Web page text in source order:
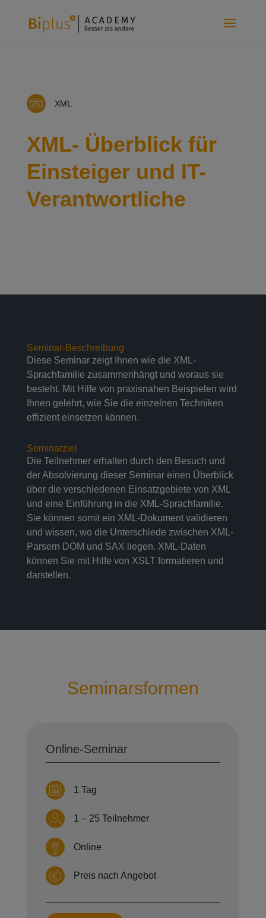
XML
XML- Überblick für
Einsteiger und IT-
Verantwortliche
Seminar-Beschreibung
Diese Seminar zeigt Ihnen wie die XML-
Sprachfamilie zusammenhängt und woraus sie
besteht. Mit Hilfe von praxisnahen Beispielen wird
Ihnen gelehrt, wie Sie die einzelnen Techniken
effizient einsetzen können.
Seminarziel
Die Teilnehmer erhalten durch den Besuch und
der Absolvierung dieser Seminar einen Überblick
über die verschiedenen Einsatzgebiete von XML
und eine Einführung in die XML-Sprachfamilie.
Sie können somit ein XML-Dokument validieren
und wissen, wo die Unterschiede zwischen XML-
Parsern DOM und SAX liegen. XML-Daten
können Sie mit Hilfe von XSLT formatieren und
darstellen.
Seminarsformen
Online-Seminar
1 Tag
1 – 25 Teilnehmer
Online
Preis nach Angebot